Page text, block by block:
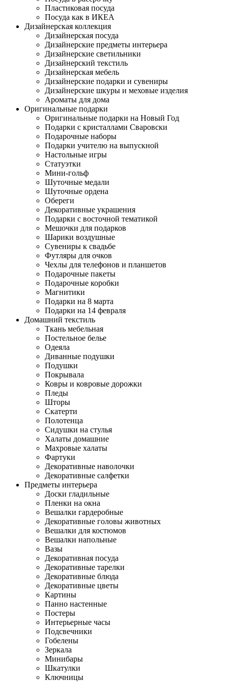
Пластиковая посуда
Посуда как в ИКЕА
Дизайнерская коллекция
Дизайнерская посуда
Дизайнерские предметы интерьера
Дизайнерские светильники
Дизайнерский текстиль
Дизайнерская мебель
Дизайнерские подарки и сувениры
Дизайнерские шкуры и меховые изделия
Ароматы для дома
Оригинальные подарки
Оригинальные подарки на Новый Год
Подарки с кристаллами Сваровски
Подарочные наборы
Подарки учителю на выпускной
Настольные игры
Статуэтки
Мини-гольф
Шуточные медали
Шуточные ордена
Обереги
Декоративные украшения
Подарки с восточной тематикой
Мешочки для подарков
Шарики воздушные
Сувениры к свадьбе
Футляры для очков
Чехлы для телефонов и планшетов
Подарочные пакеты
Подарочные коробки
Магнитики
Подарки на 8 марта
Подарки на 14 февраля
Домашний текстиль
Ткань мебельная
Постельное белье
Одеяла
Диванные подушки
Подушки
Покрывала
Ковры и ковровые дорожки
Пледы
Шторы
Скатерти
Полотенца
Сидушки на стулья
Халаты домашние
Махровые халаты
Фартуки
Декоративные наволочки
Декоративные салфетки
Предметы интерьера
Доски гладильные
Пленки на окна
Вешалки гардеробные
Декоративные головы животных
Вешалки для костюмов
Вешалки напольные
Вазы
Декоративная посуда
Декоративные тарелки
Декоративные блюда
Декоративные цветы
Картины
Панно настенные
Постеры
Интерьерные часы
Подсвечники
Гобелены
Зеркала
Минибары
Шкатулки
Ключницы